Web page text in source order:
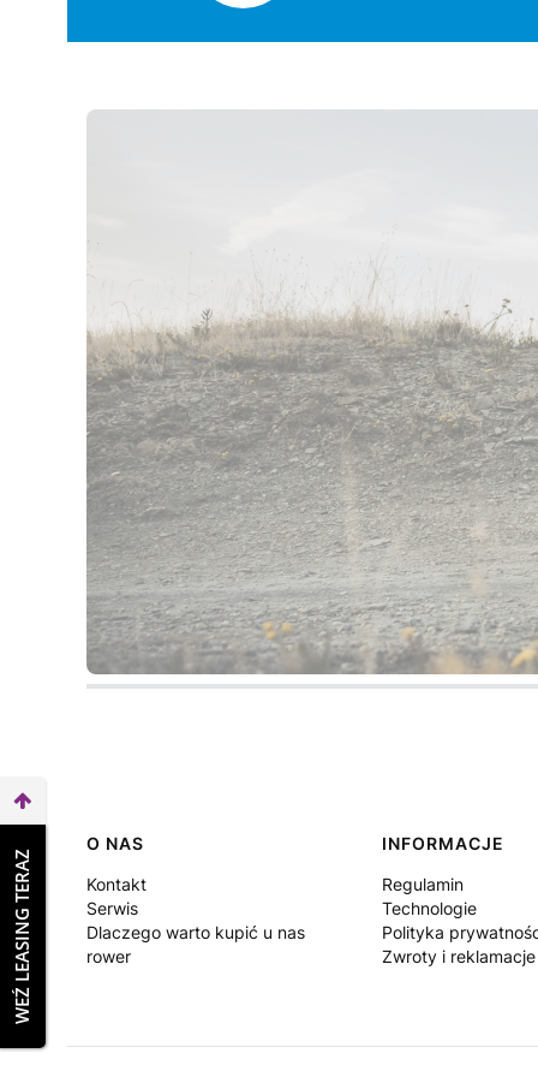
Linki w stopce
O NAS
Kontakt
Serwis
Dlaczego warto kupić u nas
rower
INFORMACJE
Regulamin
Technologie
Polityka
Zwroty i reklamacje
WEŹ LEASING TERAZ